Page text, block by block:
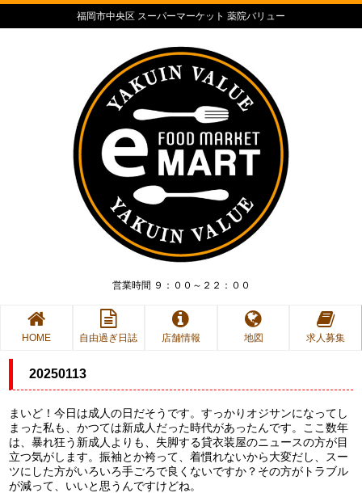
福岡市中央区 スーパーマーケット 薬院バリュー
営業時間 ９：００～２２：００
HOME 自由過ぎ日誌 店舗情報 地図 求人募集
20250113
まいど！今日は成人の日だそうです。すっかりオジサンになってし
まった私も、かつては新成人だった時代があったんです。ここ数年
は、暴れ狂う新成人よりも、失脚する貸衣装屋のニュースの方が目
立つ気がします。振袖とか袴って、着慣れないから大変だし、スー
ツにした方がいろいろ手ごろで良くないですか？その方がトラブル
が減って、いいと思うんですけどね。